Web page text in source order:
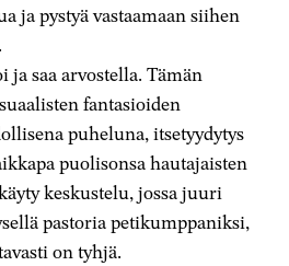
ja pystyä vastaamaan siihen
ja saa arvostella. Tämän
fantasioiden
puheluna, itsetyydytys
puolisonsa hautajaisten
keskustelu, jossa juuri
pastoria petikumppaniksi,
on tyhjä.